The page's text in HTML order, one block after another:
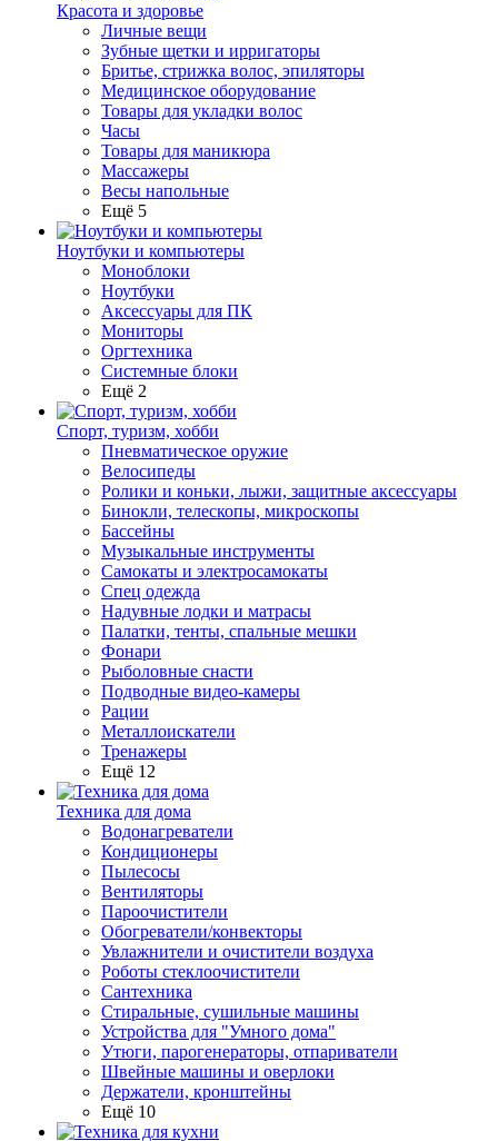
Красота и здоровье
Личные вещи
Зубные щетки и ирригаторы
Бритье, стрижка волос, эпиляторы
Медицинское оборудование
Товары для укладки волос
Часы
Товары для маникюра
Массажеры
Весы напольные
Ещё 5
Ноутбуки и компьютеры
Моноблоки
Ноутбуки
Аксессуары для ПК
Мониторы
Оргтехника
Системные блоки
Ещё 2
Спорт, туризм, хобби
Пневматическое оружие
Велосипеды
Ролики и коньки, лыжи, защитные аксессуары
Бинокли, телескопы, микроскопы
Бассейны
Музыкальные инструменты
Самокаты и электросамокаты
Спец одежда
Надувные лодки и матрасы
Палатки, тенты, спальные мешки
Фонари
Рыболовные снасти
Подводные видео-камеры
Рации
Металлоискатели
Тренажеры
Ещё 12
Техника для дома
Водонагреватели
Кондиционеры
Пылесосы
Вентиляторы
Пароочистители
Обогреватели/конвекторы
Увлажнители и очистители воздуха
Роботы стеклоочистители
Сантехника
Стиральные, сушильные машины
Устройства для "Умного дома"
Утюги, парогенераторы, отпариватели
Швейные машины и оверлоки
Держатели, кронштейны
Ещё 10